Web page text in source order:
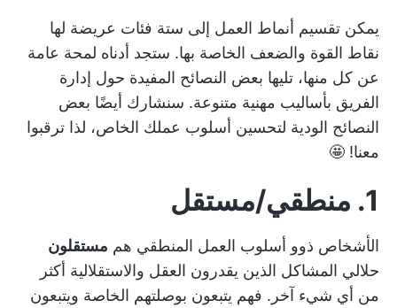
يمكن تقسيم أنماط العمل إلى ستة فئات عريضة لها
نقاط القوة والضعف الخاصة بها. ستجد أدناه لمحة عامة
عن كل منها، تليها بعض النصائح المفيدة حول إدارة
الفريق بأساليب مهنية متنوعة. سنشارك أيضًا بعض
النصائح الودية لتحسين أسلوب عملك الخاص، لذا ترقبوا
معنا! 🤩
1. منطقي/مستقل
الأشخاص ذوو أسلوب العمل المنطقي هم مستقلون
حلالي المشاكل الذين يقدرون العقل والاستقلالية أكثر
من أي شيء آخر. فهم يتبعون بوصلتهم الخاصة ويتبعون